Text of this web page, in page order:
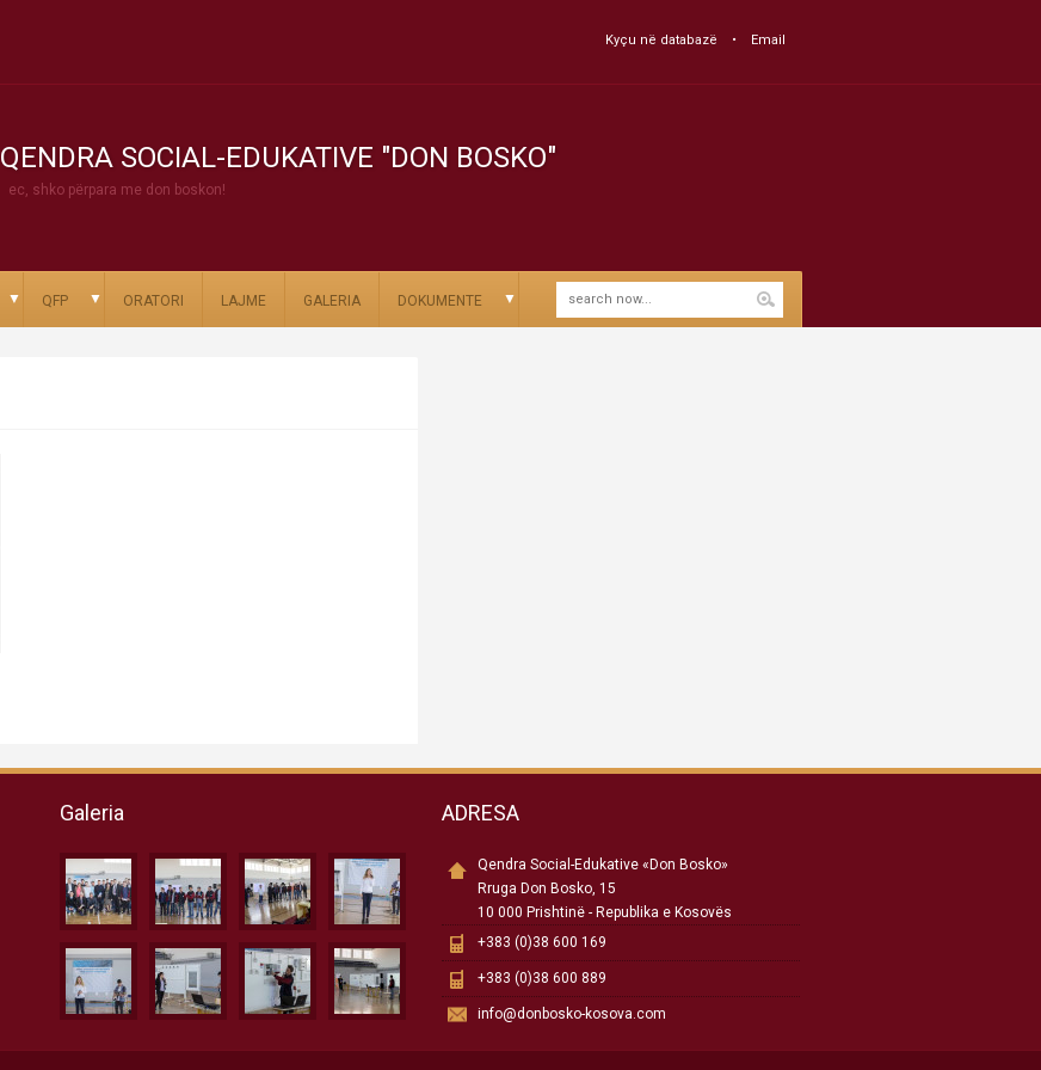
Kyçu në databazë Email
QENDRA SOCIAL-EDUKATIVE "DON BOSKO"
ec, shko përpara me don boskon!
▼ QFP ▼ ORATORI LAJME GALERIA DOKUMENTE ▼
Galeria ADRESA
Qendra Social-Edukative «Don Bosko»
Rruga Don Bosko, 15
10 000 Prishtinë - Republika e Kosovës
+383 (0)38 600 169
+383 (0)38 600 889
info@donbosko-kosova.com